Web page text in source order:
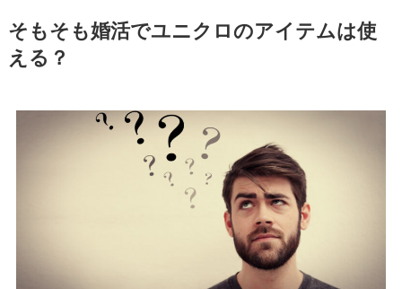
そもそも婚活でユニクロのアイテムは使
える？